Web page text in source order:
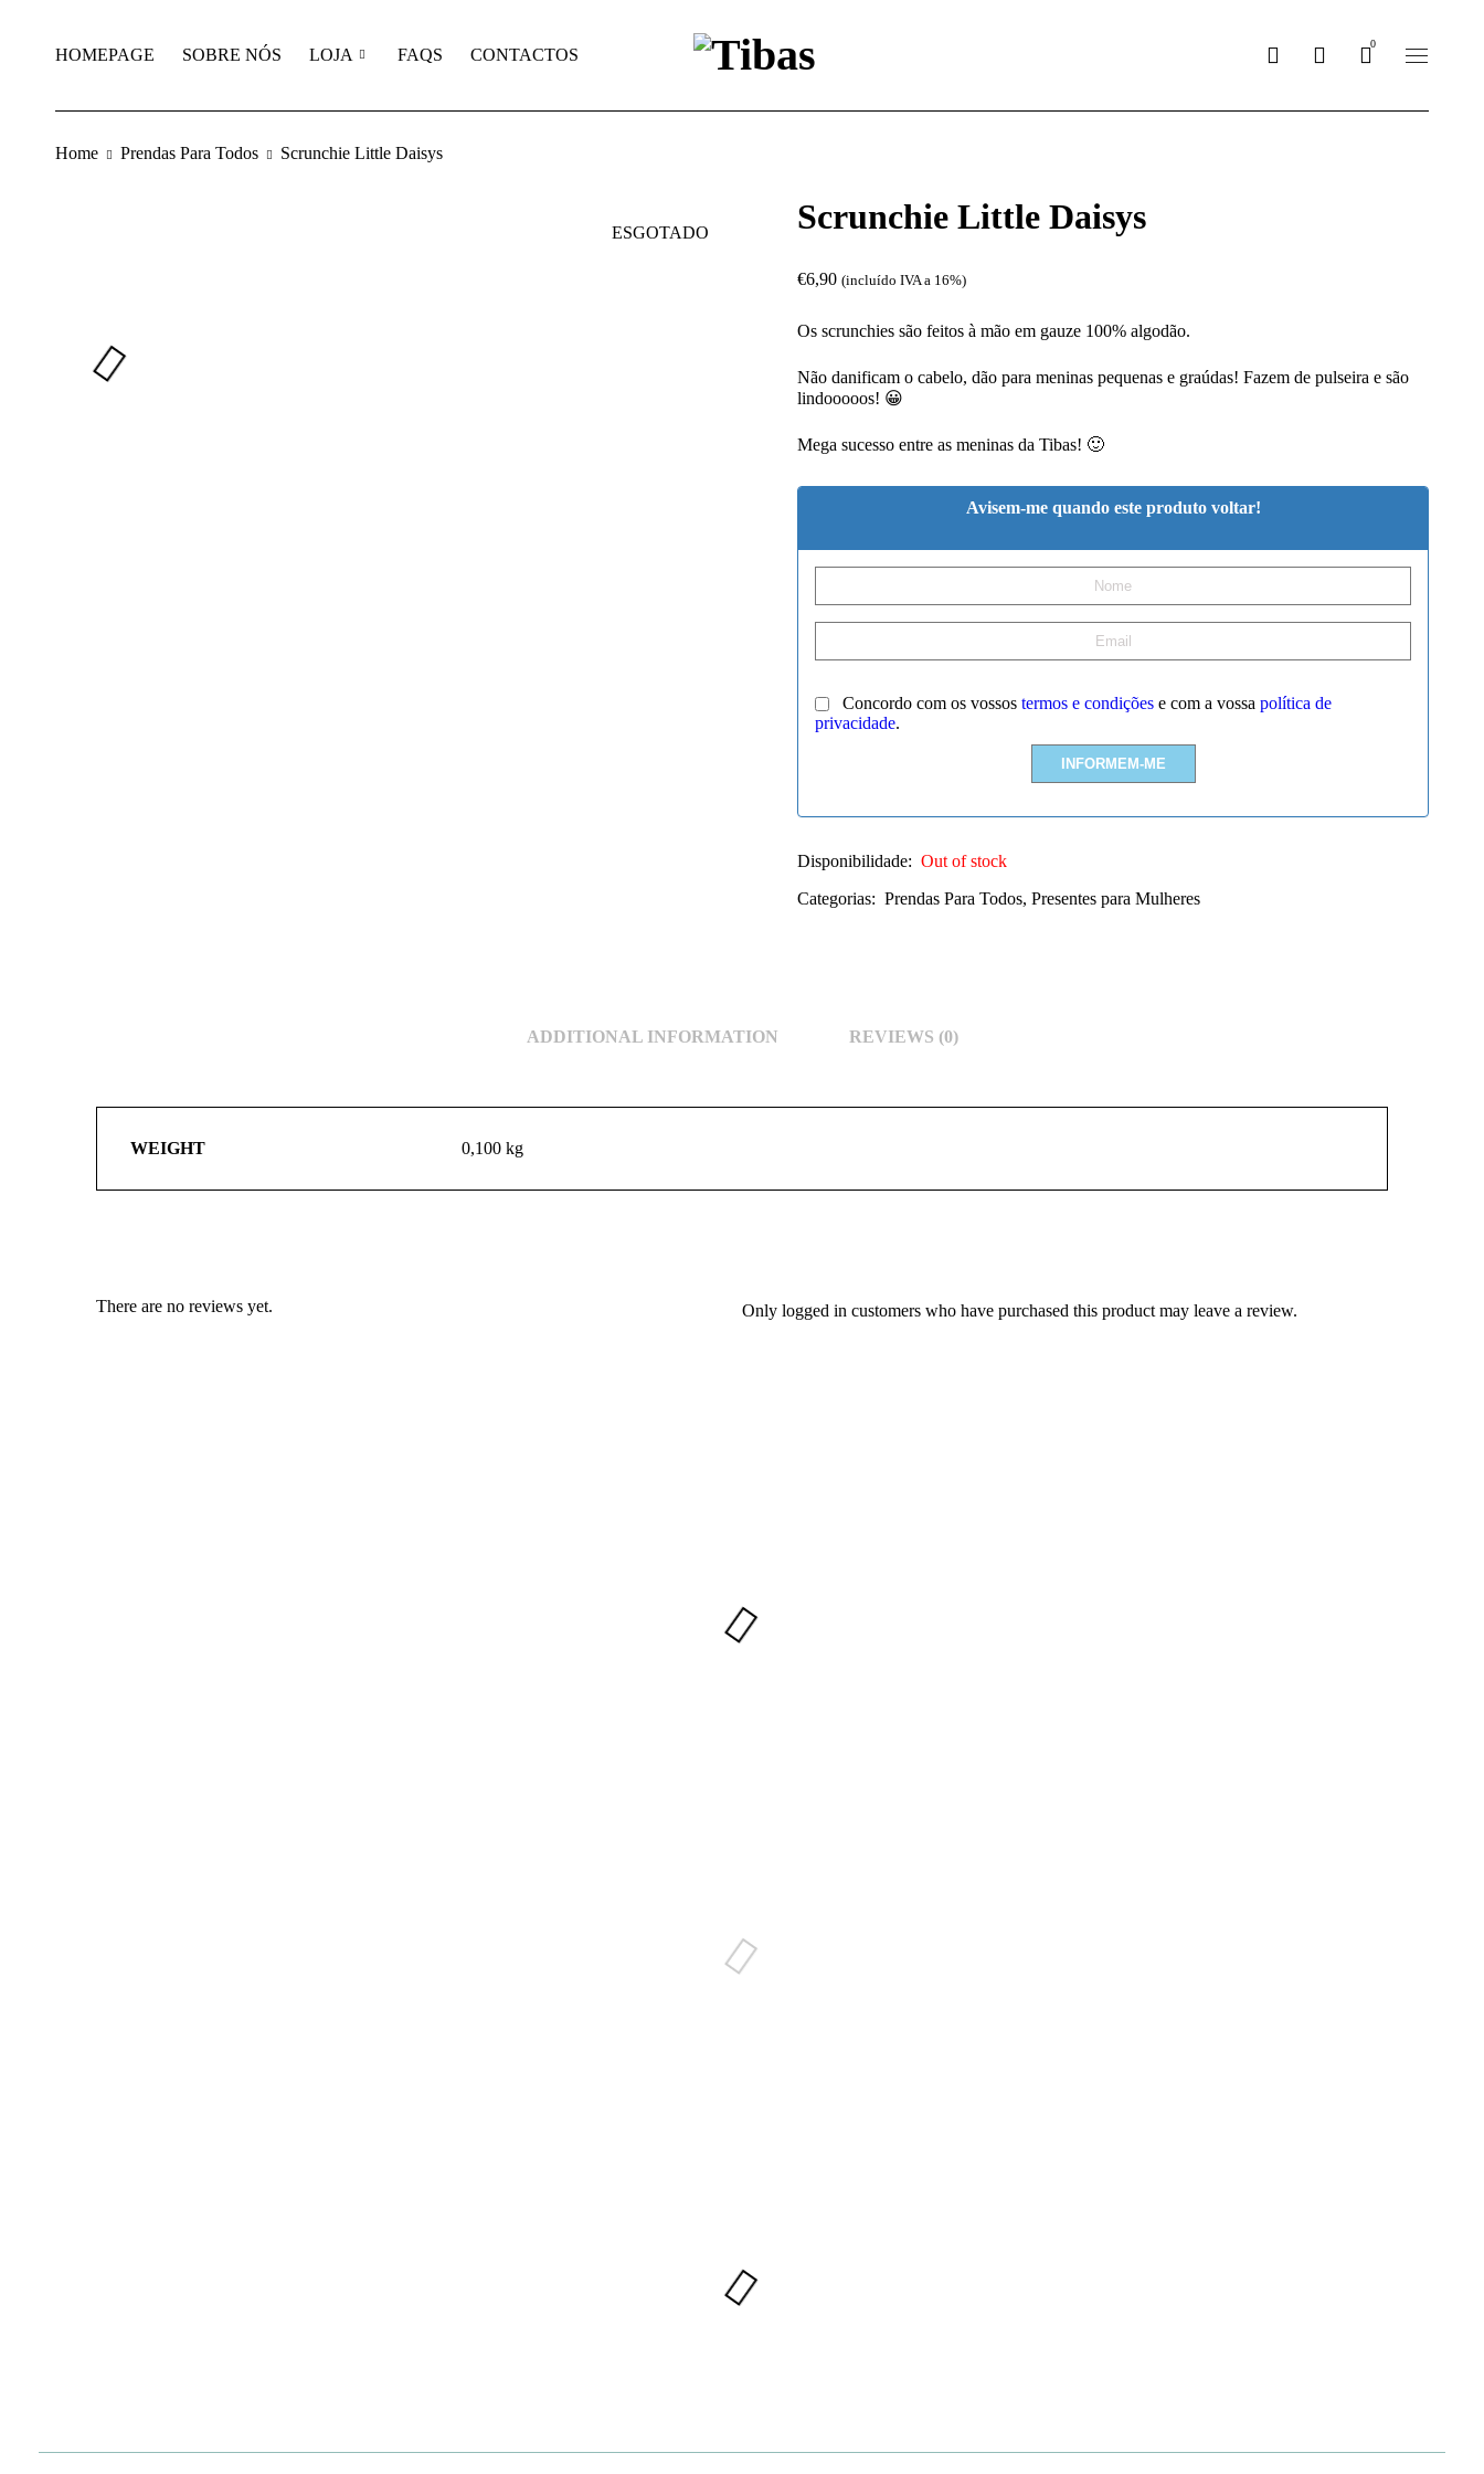
HOMEPAGE SOBRE NÓS LOJA FAQS CONTACTOS
0
Home Prendas Para Todos Scrunchie Little Daisys
ESGOTADO Scrunchie Little Daisys
€6,90 (incluído IVA a 16%)
Os scrunchies são feitos à mão em gauze 100% algodão.
Não danificam o cabelo, dão para meninas pequenas e graúdas! Fazem de pulseira e são
lindooooos! 😀
Mega sucesso entre as meninas da Tibas! 🙂
Avisem-me quando este produto voltar!
Concordo com os vossos termos e condições e com a vossa política de
privacidade.
Disponibilidade: Out of stock
Categorias: Prendas Para Todos, Presentes para Mulheres
ADDITIONAL INFORMATION REVIEWS (0)
WEIGHT 0,100 kg
There are no reviews yet. Only logged in customers who have purchased this product may leave a review.